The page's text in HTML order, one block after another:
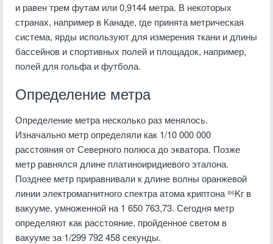
и равен трем футам или 0,9144 метра. В некоторых
странах, например в Канаде, где принята метрическая
система, ярды используют для измерения ткани и длины
бассейнов и спортивных полей и площадок, например,
полей для гольфа и футбола.
Определение метра
Определение метра несколько раз менялось.
Изначально метр определяли как 1/10 000 000
расстояния от Северного полюса до экватора. Позже
метр равнялся длине платиноиридиевого эталона.
Позднее метр приравнивали к длине волны оранжевой
линии электромагнитного спектра атома криптона ⁸⁶Kr в
вакууме, умноженной на 1 650 763,73. Сегодня метр
определяют как расстояние, пройденное светом в
вакууме за 1/299 792 458 секунды.